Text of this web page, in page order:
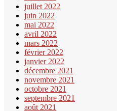
juillet 2022
juin 2022
mai 2022
avril 2022
mars 2022
février 2022
janvier 2022
décembre 2021
novembre 2021
octobre 2021
septembre 2021
août 2021